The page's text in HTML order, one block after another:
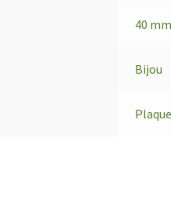
40 mm
Bijou
Plaque